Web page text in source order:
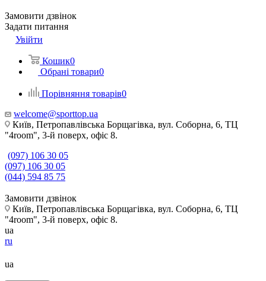
Замовити дзвінок
Задати питання
Увійти
Кошик0
Обрані товари0
Порівняння товарів0
welcome@sporttop.ua
Київ, Петропавлівська Борщагівка, вул. Соборна, 6, ТЦ
"4room", 3-й поверх, офіс 8.
(097) 106 30 05
(097) 106 30 05
(044) 594 85 75
Замовити дзвінок
Київ, Петропавлівська Борщагівка, вул. Соборна, 6, ТЦ
"4room", 3-й поверх, офіс 8.
ua
ru
ua